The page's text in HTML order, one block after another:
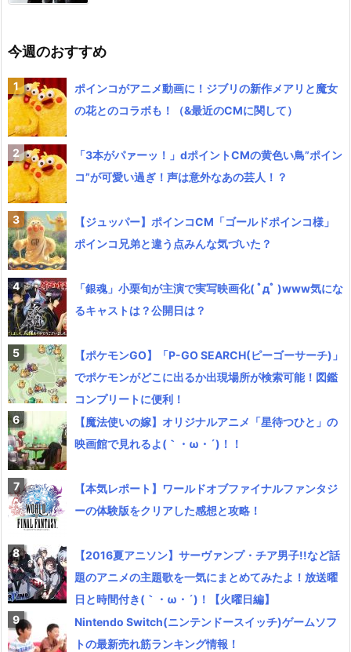
今週のおすすめ
ポインコがアニメ動画に！ジブリの新作メアリと魔女
の花とのコラボも！（&最近のCMに関して）
「3本がパァーッ！」dポイントCMの黄色い鳥”ポイン
コ”が可愛い過ぎ！声は意外なあの芸人！？
【ジュッパー】ポインコCM「ゴールドポインコ様」
ポインコ兄弟と違う点みんな気づいた？
「銀魂」小栗旬が主演で実写映画化( ﾟдﾟ )www気にな
るキャストは？公開日は？
【ポケモンGO】「P-GO SEARCH(ピーゴーサーチ)」
でポケモンがどこに出るか出現場所が検索可能！図鑑
コンプリートに便利！
【魔法使いの嫁】オリジナルアニメ「星待つひと」の
映画館で見れるよ(｀・ω・´)！！
【本気レポート】ワールドオブファイナルファンタジ
ーの体験版をクリアした感想と攻略！
【2016夏アニソン】サーヴァンプ・チア男子!!など話
題のアニメの主題歌を一気にまとめてみたよ！放送曜
日と時間付き(｀・ω・´)！【火曜日編】
Nintendo Switch(ニンテンドースイッチ)ゲームソフ
トの最新売れ筋ランキング情報！